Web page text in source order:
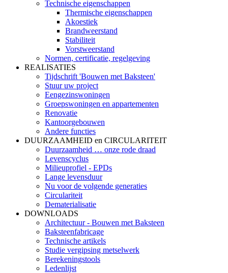
Technische eigenschappen
Thermische eigenschappen
Akoestiek
Brandweerstand
Stabiliteit
Vorstweerstand
Normen, certificatie, regelgeving
REALISATIES
Tijdschrift 'Bouwen met Baksteen'
Stuur uw project
Eengezinswoningen
Groepswoningen en appartementen
Renovatie
Kantoorgebouwen
Andere functies
DUURZAAMHEID en CIRCULARITEIT
Duurzaamheid … onze rode draad
Levenscyclus
Milieuprofiel - EPDs
Lange levensduur
Nu voor de volgende generaties
Circulariteit
Dematerialisatie
DOWNLOADS
Architectuur - Bouwen met Baksteen
Baksteenfabricage
Technische artikels
Studie vergipsing metselwerk
Berekeningstools
Ledenlijst